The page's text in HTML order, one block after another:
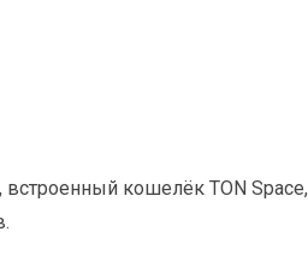
кошелёк TON Space,